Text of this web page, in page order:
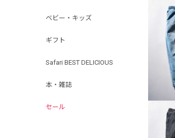
ベビー・キッズ
ギフト
Safari BEST DELICIOUS
本・雑誌
セール